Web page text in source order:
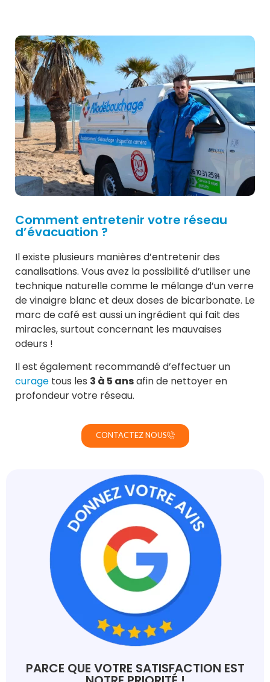
Comment entretenir votre réseau
d’évacuation ?
Il existe plusieurs manières d’entretenir des
canalisations. Vous avez la possibilité d’utiliser une
technique naturelle comme le mélange d’un verre
de vinaigre blanc et deux doses de bicarbonate. Le
marc de café est aussi un ingrédient qui fait des
miracles, surtout concernant les mauvaises
odeurs !
Il est également recommandé d’effectuer un
curage tous les 3 à 5 ansafin de nettoyer en
profondeur votre réseau.
CONTACTEZ NOUS
PARCE QUE VOTRE SATISFACTION EST